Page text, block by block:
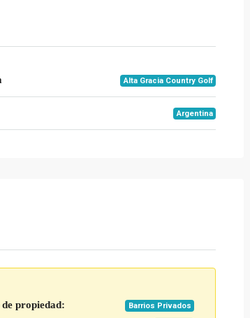
Alta Gracia Country Golf
Argentina
propiedad:
Barrios Privados